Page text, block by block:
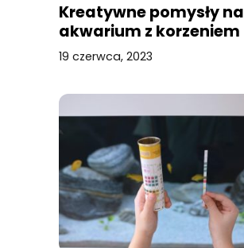
Kreatywne pomysły na
akwarium z korzeniem
19 czerwca, 2023